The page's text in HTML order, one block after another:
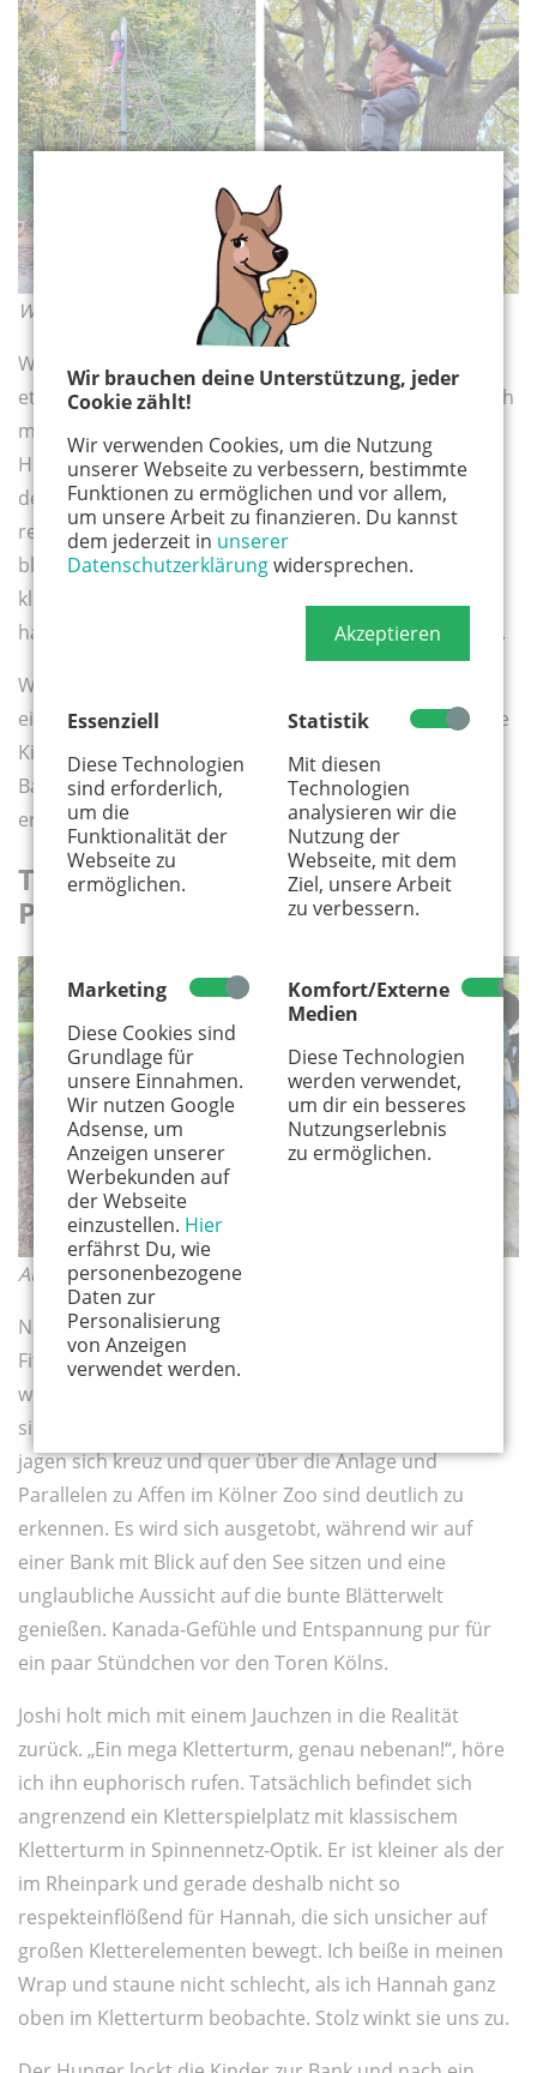
Wir brauchen deine Unterstützung, jeder
Cookie zählt!
Wir verwenden Cookies, um die Nutzung
unserer Webseite zu verbessern, bestimmte
Funktionen zu ermöglichen und vor allem,
um unsere Arbeit zu finanzieren. Du kannst
dem jederzeit in unserer
Datenschutzerklärungwidersprechen.
Akzeptieren
Essenziell
Diese Technologien
sind erforderlich,
um die
Funktionalität der
Webseite zu
ermöglichen.
Statistik
Mit diesen
Technologien
analysieren wir die
Nutzung der
Webseite, mit dem
Ziel, unsere Arbeit
zu verbessern.
Marketing
Diese Cookies sind
Grundlage für
unsere Einnahmen.
Wir nutzen Google
Adsense, um
Anzeigen unserer
Werbekunden auf
der Webseite
einzustellen. Hier
erfährst Du, wie
personenbezogene
Daten zur
Personalisierung
von Anzeigen
verwendet werden.
Komfort/Externe
Medien
Diese Technologien
werden verwendet,
um dir ein besseres
Nutzungserlebnis
zu ermöglichen.
Wer möchte, genießt die Aussicht von oben.
Wir haben Mühe, die Kinder dazu zu bewegen, noch
etwas weiterzufahren beziehungsweise zu treten. Doch
mit Aussicht auf einen kleinen Snack am nächsten
Highlight geht’s weiter. Nach etwa 800 Metern, wobei
der See immer noch links neben uns liegt, geht es
rechts über Spazierwege in den Gierather Wald. Wir
blicken auf eine waldige Hügellandschaft mit allerlei
kleinen Pfaden, die zum Erkunden einladen. Wer Lust
hat, kann hier seinen Spaziergang beliebig verlängern.
Wir bleiben auf dem Weg um den See und passieren
eine Brücke über einen Bach. Natürlich wollen hier alle
Kids Stöckchen hineinwerfen. Nachdem auch das
Bachbett und die Brücke von allen Seiten ausgiebig
erkundet wurden, geht’s weiter.
Trimm-dich-Anlage oder Ninja-
Parcours
Auspowern an der Trimm-dich-Station (links).
Nach wenigen Metern treffen wir auf Trimm-dich-
Fitnessgeräte – Sorry, einen Ninja-Trainingsparcours,
wie michJanosch verbessert. Nun ist es Hannah, die
sich als erste an die Klimmstange hängt. Die Jungs
jagen sich kreuz und quer über die Anlage und
Parallelen zu Affen im Kölner Zoo sind deutlich zu
erkennen. Es wird sich ausgetobt, während wir auf
einer Bank mit Blick auf den See sitzen und eine
unglaubliche Aussicht auf die bunte Blätterwelt
genießen. Kanada-Gefühle und Entspannung pur für
ein paar Stündchen vor den Toren Kölns.
Joshi holt mich mit einem Jauchzen in die Realität
zurück. „Ein mega Kletterturm, genau nebenan!“, höre
ich ihn euphorisch rufen. Tatsächlich befindet sich
angrenzend ein Kletterspielplatz mit klassischem
Kletterturm in Spinnennetz-Optik. Er ist kleiner als der
im Rheinpark und gerade deshalb nicht so
respekteinflößend für Hannah, die sich unsicher auf
großen Kletterelementen bewegt. Ich beiße in meinen
Wrap und staune nicht schlecht, als ich Hannah ganz
oben im Kletterturm beobachte. Stolz winkt sie uns zu.